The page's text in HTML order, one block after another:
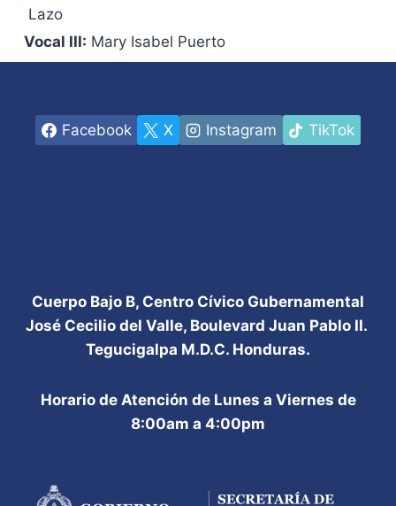
Lazo
Vocal III: Mary Isabel Puerto
Facebook X Instagram TikTok
Cuerpo Bajo B, Centro Cívico Gubernamental
José Cecilio del Valle, Boulevard Juan Pablo II.
Tegucigalpa M.D.C. Honduras.
Horario de Atención de Lunes a Viernes de
8:00am a 4:00pm